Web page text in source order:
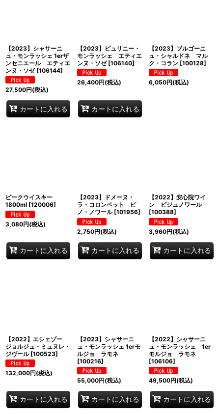
【2023】シャサーニ
ュ・モンラッシェ 1erザ
ンセニエール エティエ
ンヌ・ソゼ [106144]
27,500円(税込)
カートに入れる
【2023】ピュリニー・
モンラッシェ エティエ
ンヌ・ソゼ [106140]
26,400円(税込)
カートに入れる
【2023】ブルゴーニ
ュ・シャルドネ マル
ク・コラン [100128]
6,050円(税込)
ピークウイスキー
1800ml [120006]
3,080円(税込)
カートに入れる
【2023】ドメーヌ・
ラ・コロンベット ピ
ノ・ノワール [101956]
2,750円(税込)
カートに入れる
【2022】安心院ワイ
ン ビジュノワール
[100388]
3,960円(税込)
カートに入れる
【2022】エシェゾー
ジョルジュ・ミュヌレ・
ジヴール [100523]
132,000円(税込)
カートに入れる
【2023】シャサーニ
ュ・モンラッシェ 1erモ
ルジョ ラモネ
[100216]
55,000円(税込)
カートに入れる
【2022】シャサーニ
ュ・モンラッシェ 1er
モルジョ ラモネ
[106106]
49,500円(税込)
カートに入れる